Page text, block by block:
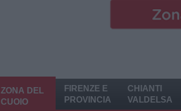
ZONA DEL
CUOIO
FIRENZE E
PROVINCIA
CHIANTI
VALDELSA